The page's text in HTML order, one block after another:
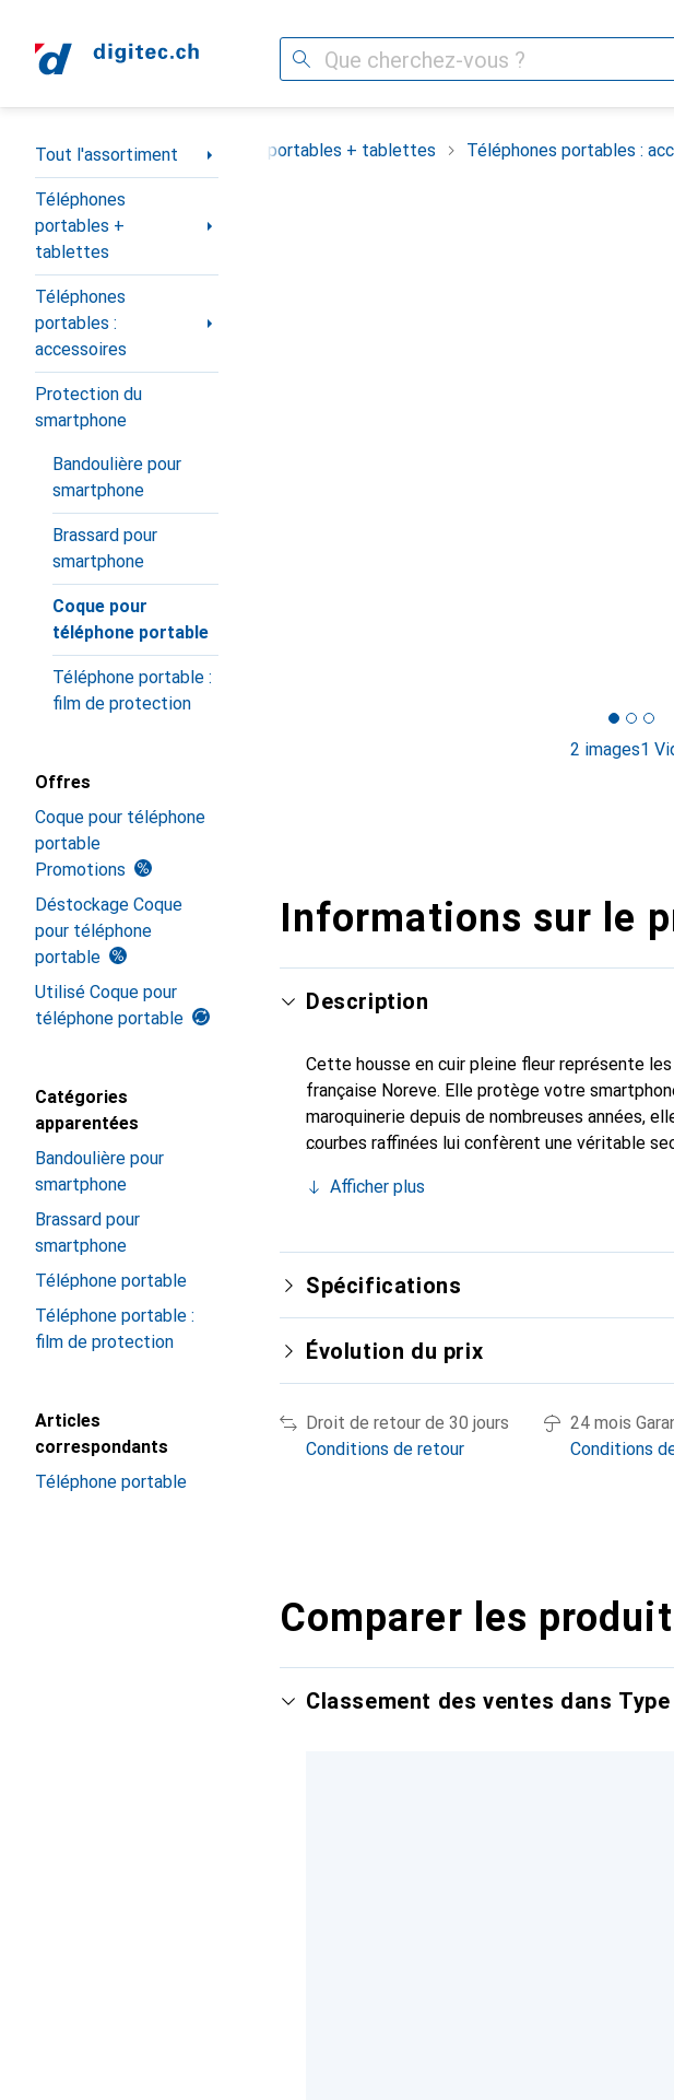
Recherche
Navigation par catégorie
Tout l'assortiment
Téléphones
portables +
tablettes
Téléphones
portables :
accessoires
Protection du
smartphone
Bandoulière pour
smartphone
Brassard pour
smartphone
Coque pour
téléphone portable
Téléphone portable :
film de protection
Offres
Coque pour téléphone
portable
Promotions
Déstockage Coque
pour téléphone
portable
Utilisé Coque pour
téléphone portable
Catégories
apparentées
Bandoulière pour
smartphone
Brassard pour
smartphone
Téléphone portable
Téléphone portable :
film de protection
Articles
correspondants
Téléphone portable
Tout l'assortiment Téléphones portables + tablettes Téléphones portables :
2 images1
Informations sur le
Description
Cette housse en cuir pleine fleur représente
française Noreve. Elle protège votre
maroquinerie depuis de nombreuses années,
courbes raffinées lui confèrent une véritable
est un choix sûr pour une clientèle exigeante.
Afficher plus
Spécifications
Évolution du prix
Droit de retour de 30 jours
Conditions de retour
24 mois
Conditions
Comparer les
Classement des ventes dans